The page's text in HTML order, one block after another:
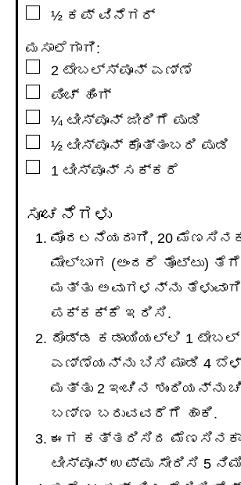
▢½ ಕಪ್ ವಿನೆಗರ್
ಮಸಾಲೆಗಾಗಿ:
▢2 ಟೇಬಲ್ಸ್ಪೂನ್ ಎಣ್ಣೆ
▢ಪಿಂಚ್ ಹಿಂಗ್
▢¼ ಟೀಸ್ಪೂನ್ ಜೀರಿಗೆ ಪುಡಿ
▢½ ಟೀಸ್ಪೂನ್ ಕೊತ್ತಂಬರಿ ಪುಡಿ
▢1 ಟೀಸ್ಪೂನ್ ಸಕ್ಕರೆ
ಸೂಚನೆಗಳು
ಮೊದಲನೆಯದಾಗಿ, 20
ಮೇಲ್ಬಾಗ (ಅಂದರೆ ತೊಟ್ಟು)
ಮತ್ತು ಅವುಗಳನ್ನು
ಪಕ್ಕಕ್ಕೆ ಇರಿಸಿ.
ದೊಡ್ಡ ಕಡಾಯಿಯಲ್ಲಿ 1
ಎಣ್ಣೆಯನ್ನು ಬಿಸಿ ಮಾಡಿ 4
ಮತ್ತು 2 ಇಂಚಿನ ಶುಂಠಿಯನ್ನು
ಬಣ್ಣ ಬರುವವರೆಗೆ ಹಾಕಿ.
ಈಗ ಕತ್ತರಿಸಿದ
ಟೀಸ್ಪೂನ್ ಉಪ್ಪು ಸೇರಿಸಿ 5